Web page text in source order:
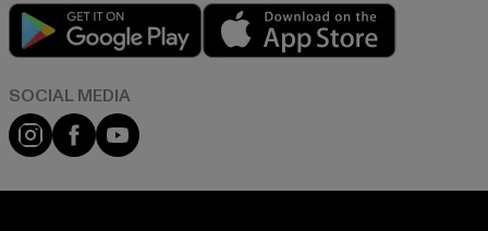
Play market
Instagram
FacebookYouTube